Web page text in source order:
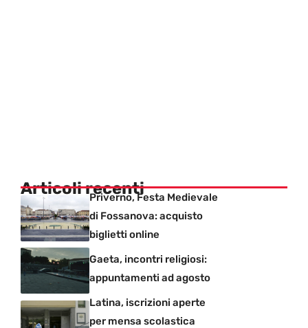
Articoli recentiPriverno, Festa Medievale
di Fossanova: acquisto
biglietti online
Gaeta, incontri religiosi:
appuntamenti ad agosto
Latina, iscrizioni aperte
per mensa scolastica